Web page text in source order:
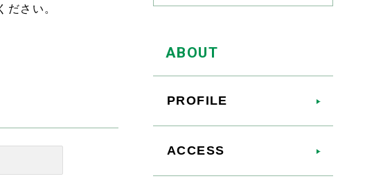
ださい。
ABOUT
PROFILE
ACCESS